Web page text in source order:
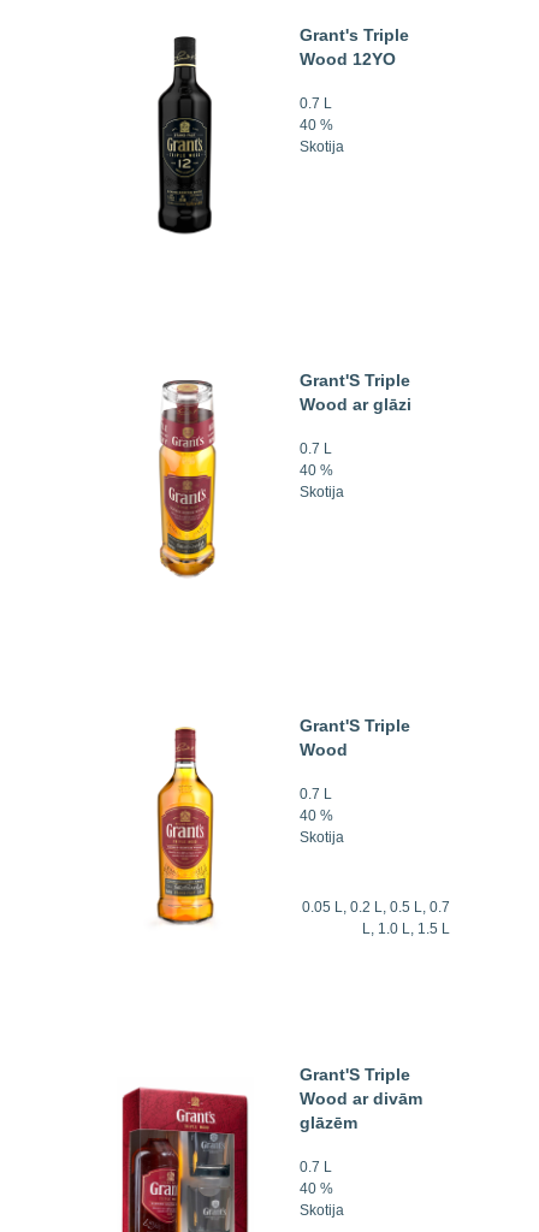
Grant's Triple
Wood 12YO
0.7 L
40 %
Skotija
Grant'S Triple
Wood ar glāzi
0.7 L
40 %
Skotija
Grant'S Triple
Wood
0.7 L
40 %
Skotija
0.05 L, 0.2 L, 0.5 L, 0.7
L, 1.0 L, 1.5 L
Grant'S Triple
Wood ar divām
glāzēm
0.7 L
40 %
Skotija